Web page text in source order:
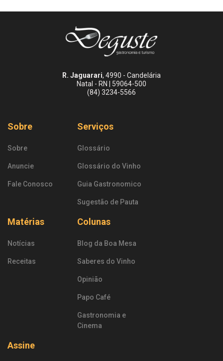
R. Jaguarari, 4990 - Candelária
Natal - RN | 59064-500
(84) 3234-5566
Sobre
Sobre
Anuncie
Fale Conosco
Serviços
Glossário
Glossário do Vinho
Guia Gastronomico
Sugestão de Pauta
Matérias
Notícias
Receitas
Colunas
Blog da Boa Mesa
Saberes do Vinho
Opinião
Papo Café
Gastronomia e
Cinema
Assine